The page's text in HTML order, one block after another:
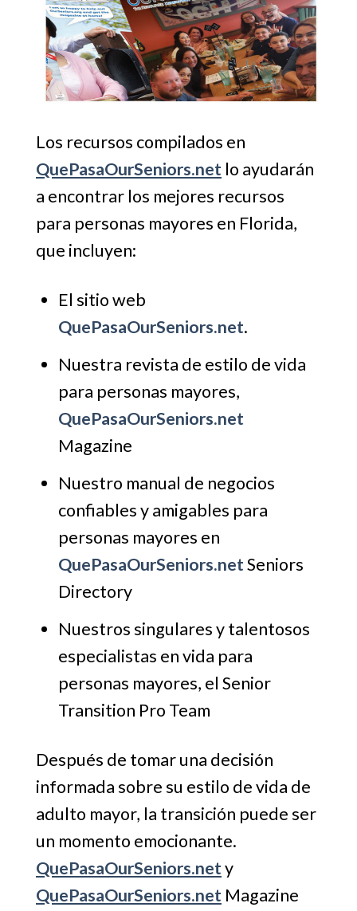
Los recursos compilados en
QuePasaOurSeniors.net lo ayudarán
a encontrar los mejores recursos
para personas mayores en Florida,
que incluyen:
El sitio web
QuePasaOurSeniors.net.
Nuestra revista de estilo de vida
para personas mayores,
QuePasaOurSeniors.net
Magazine
Nuestro manual de negocios
confiables y amigables para
personas mayores en
QuePasaOurSeniors.netSeniors
Directory
Nuestros singulares y talentosos
especialistas en vida para
personas mayores, el Senior
Transition Pro Team
Después de tomar una decisión
informada sobre su estilo de vida de
adulto mayor, la transición puede ser
un momento emocionante.
QuePasaOurSeniors.nety
QuePasaOurSeniors.net Magazine